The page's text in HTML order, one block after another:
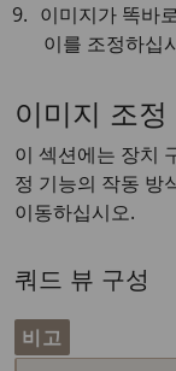
이미지가 똑바
이를 조정하십
이미지 조정
이 섹션에는 장치
정 기능의 작동 방
이동하십시오.
쿼드 뷰 구성
비고